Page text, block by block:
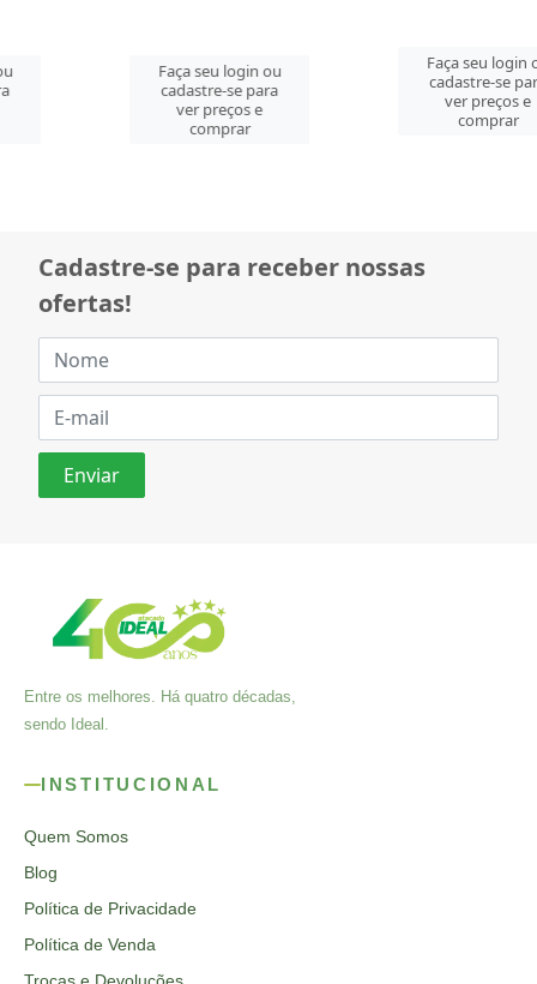
Faça seu login ou
cadastre-se para
ver preços e
Faça seu login ou
cadastre-se para
ver preços e
Cadastre-se para receber nossas
ofertas!
Entre os melhores. Há quatro décadas,
sendo Ideal.
INSTITUCIONAL
Quem Somos
Blog
Política de Privacidade
Política de Venda